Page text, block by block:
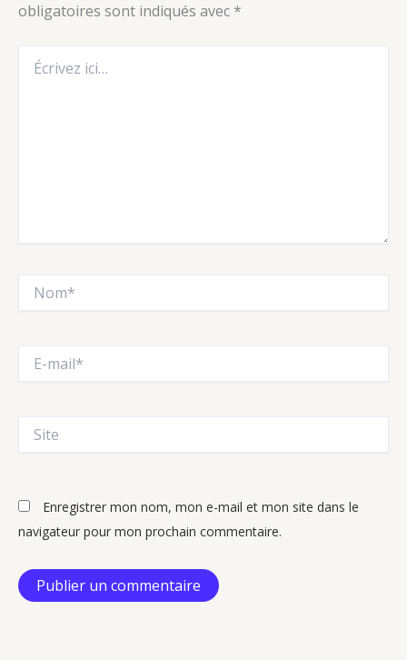
obligatoires sont indiqués avec *
ici…
mail*
Enregistrer mon nom, mon e-mail et mon site dans le
navigateur pour mon prochain commentaire.